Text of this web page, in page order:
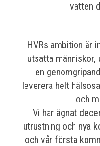
vatten
HVRs ambition är
utsatta människor,
en
leverera helt
och
Vi har ägnat
utrustning och nya
och vår första